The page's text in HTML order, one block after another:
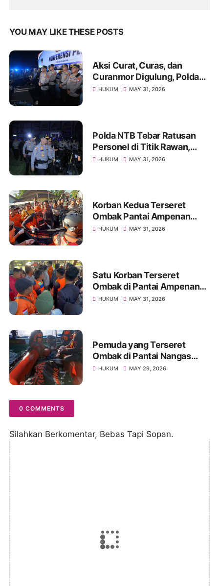
YOU MAY LIKE THESE POSTS
Aksi Curat, Curas, dan
Curanmor Digulung, Polda
NTB Sita Puluhan Kendaraan
HUKUM MAY 31, 2026
Polda NTB Tebar Ratusan
Personel di Titik Rawan,
Pastikan Masyarakat
HUKUM MAY 31, 2026
Korban Kedua Terseret
Ombak Pantai Ampenan
Ditemukan Meninggal,
HUKUM MAY 31, 2026
Satu Korban Terseret
Ombak di Pantai Ampenan
Ditemukan Meninggal,
HUKUM MAY 31, 2026
Pemuda yang Terseret
Ombak di Pantai Nangas
Lakey Ditemukan Meninggal
HUKUM MAY 29, 2026
0 COMMENTS
Silahkan Berkomentar, Bebas Tapi Sopan.